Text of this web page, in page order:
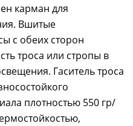
карман для
Вшитые
с обеих сторон
троса или стропы в
Гаситель троса
плотностью 550 гр/